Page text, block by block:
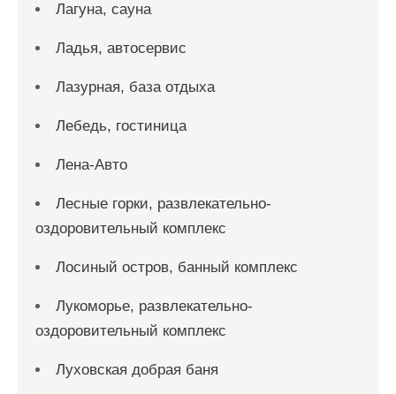
Лагуна, сауна
Ладья, автосервис
Лазурная, база отдыха
Лебедь, гостиница
Лена-Авто
Лесные горки, развлекательно-
оздоровительный комплекс
Лосиный остров, банный комплекс
Лукоморье, развлекательно-
оздоровительный комплекс
Луховская добрая баня